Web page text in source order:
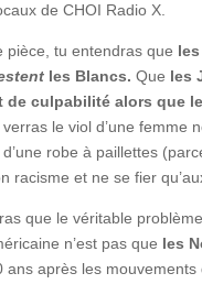
de CHOI Radio X.
pièce, tu entendras que les
les Blancs. Que les
de culpabilité alors que
verras le viol d’une femme
d’une robe à paillettes
racisme et ne se fier
que le véritable
n’est pas que les
ans après les mouvements